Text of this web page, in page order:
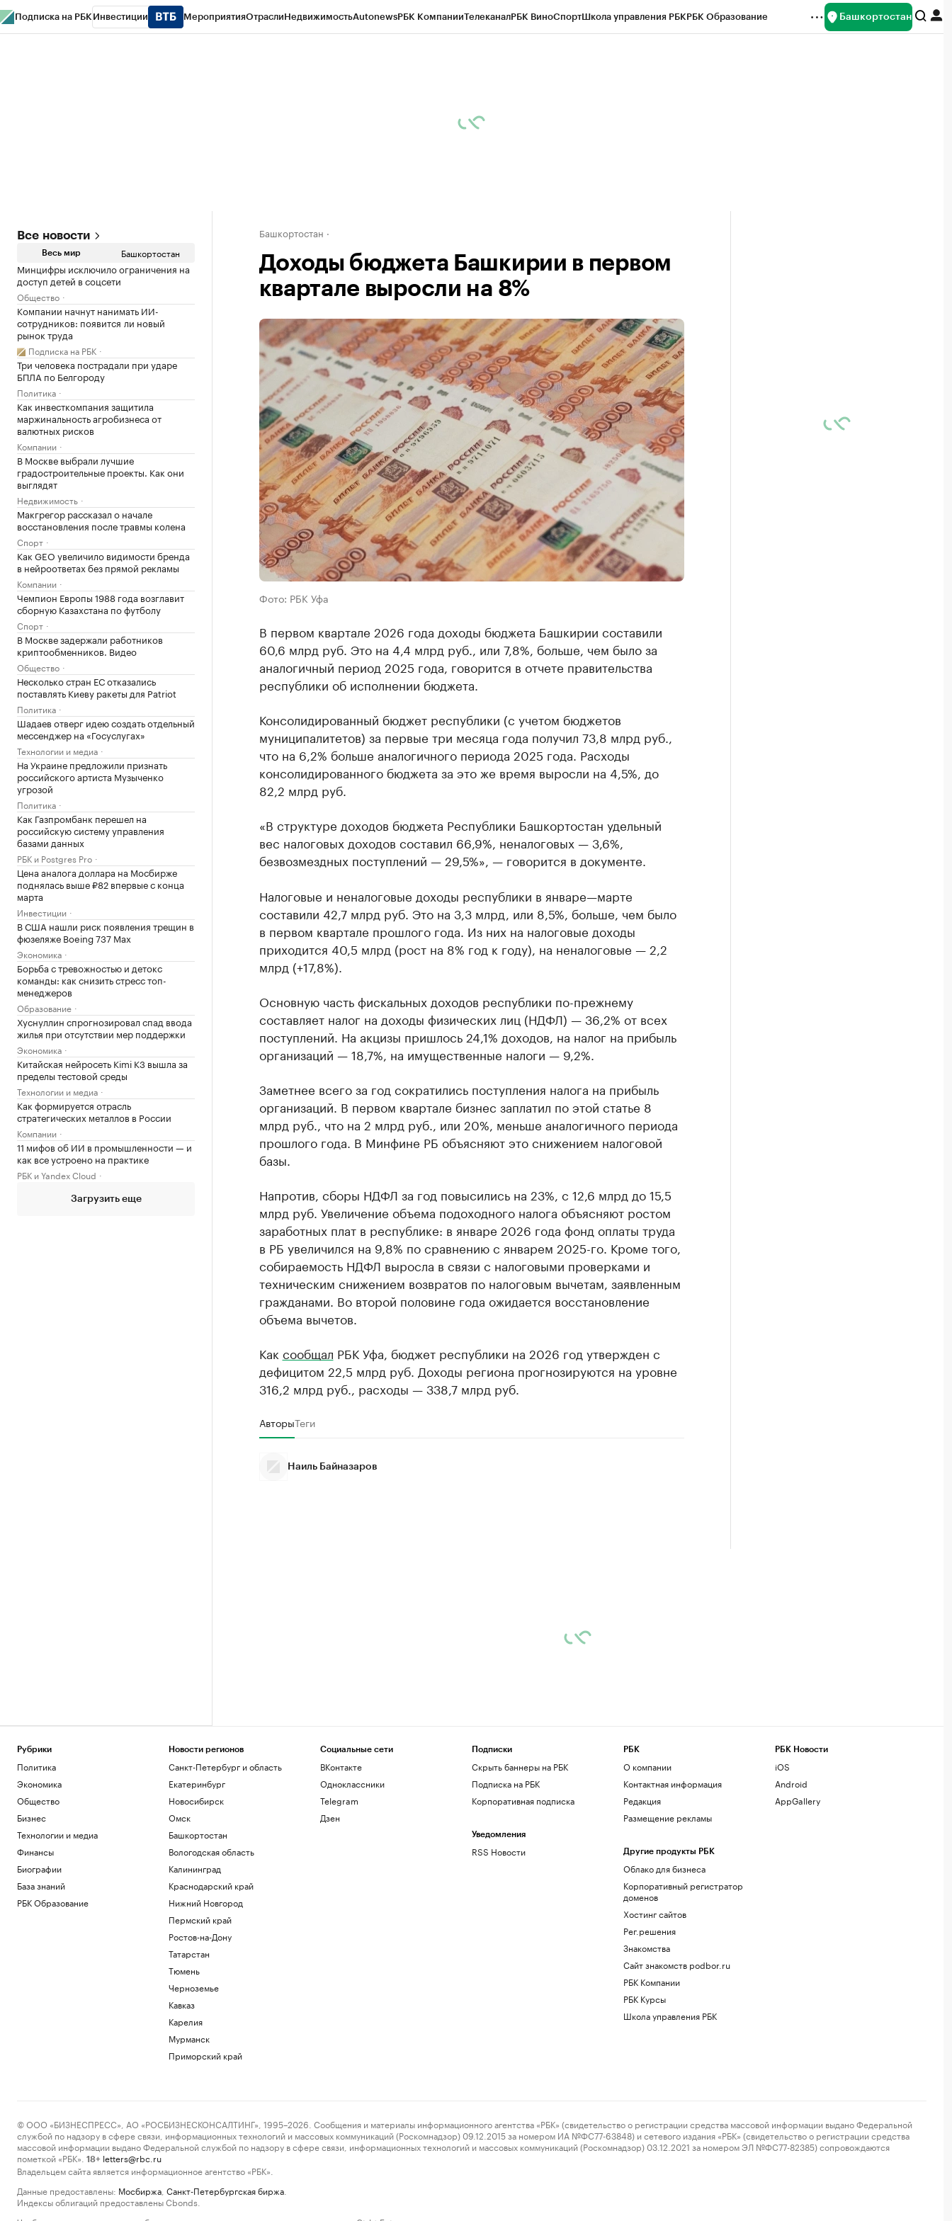
Подписка на РБК Инвестиции МероприятияОтраслиНедвижимостьAutonewsРБК КомпанииТелеканалРБК ВиноСпортШкола управления РБКРБК Образование Башкортостан
Все новости
Весь мир Башкортостан
Минцифры исключило ограничения на
доступ детей в соцсети
Общество
Компании начнут нанимать ИИ-
сотрудников: появится ли новый
рынок труда
Подписка на РБК
Три человека пострадали при ударе
БПЛА по Белгороду
Политика
Как инвесткомпания защитила
маржинальность агробизнеса от
валютных рисков
Компании
В Москве выбрали лучшие
градостроительные проекты. Как они
выглядят
Недвижимость
Макгрегор рассказал о начале
восстановления после травмы колена
Спорт
Как GEO увеличило видимости бренда
в нейроответах без прямой рекламы
Компании
Чемпион Европы 1988 года возглавит
сборную Казахстана по футболу
Спорт
В Москве задержали работников
криптообменников. Видео
Общество
Несколько стран ЕС отказались
поставлять Киеву ракеты для Patriot
Политика
Шадаев отверг идею создать отдельный
мессенджер на «Госуслугах»
Технологии и медиа
На Украине предложили признать
российского артиста Музыченко
угрозой
Политика
Как Газпромбанк перешел на
российскую систему управления
базами данных
РБК и Postgres Pro
Цена аналога доллара на Мосбирже
поднялась выше ₽82 впервые с конца
марта
Инвестиции
В США нашли риск появления трещин в
фюзеляже Boeing 737 Max
Экономика
Борьба с тревожностью и детокс
команды: как снизить стресс топ-
менеджеров
Образование
Хуснуллин спрогнозировал спад ввода
жилья при отсутствии мер поддержки
Экономика
Китайская нейросеть Kimi K3 вышла за
пределы тестовой среды
Технологии и медиа
Как формируется отрасль
стратегических металлов в России
Компании
11 мифов об ИИ в промышленности — и
как все устроено на практике
РБК и Yandex Cloud
Загрузить еще
Башкортостан
Доходы бюджета Башкирии в первом
квартале выросли на 8%
Фото: РБК Уфа
В первом квартале 2026 года доходы бюджета Башкирии составили
60,6 млрд руб. Это на 4,4 млрд руб., или 7,8%, больше, чем было за
аналогичный период 2025 года, говорится в отчете правительства
республики об исполнении бюджета.
Консолидированный бюджет республики (с учетом бюджетов
муниципалитетов) за первые три месяца года получил 73,8 млрд руб.,
что на 6,2% больше аналогичного периода 2025 года. Расходы
консолидированного бюджета за это же время выросли на 4,5%, до
82,2 млрд руб.
«В структуре доходов бюджета Республики Башкортостан удельный
вес налоговых доходов составил 66,9%, неналоговых — 3,6%,
безвозмездных поступлений — 29,5%», — говорится в документе.
Налоговые и неналоговые доходы республики в январе—марте
составили 42,7 млрд руб. Это на 3,3 млрд, или 8,5%, больше, чем было
в первом квартале прошлого года. Из них на налоговые доходы
приходится 40,5 млрд (рост на 8% год к году), на неналоговые — 2,2
млрд (+17,8%).
Основную часть фискальных доходов республики по-прежнему
составляет налог на доходы физических лиц (НДФЛ) — 36,2% от всех
поступлений. На акцизы пришлось 24,1% доходов, на налог на прибыль
организаций — 18,7%, на имущественные налоги — 9,2%.
Заметнее всего за год сократились поступления налога на прибыль
организаций. В первом квартале бизнес заплатил по этой статье 8
млрд руб., что на 2 млрд руб., или 20%, меньше аналогичного периода
прошлого года. В Минфине РБ объясняют это снижением налоговой
базы.
Напротив, сборы НДФЛ за год повысились на 23%, с 12,6 млрд до 15,5
млрд руб. Увеличение объема подоходного налога объясняют ростом
заработных плат в республике: в январе 2026 года фонд оплаты труда
в РБ увеличился на 9,8% по сравнению с январем 2025-го. Кроме того,
собираемость НДФЛ выросла в связи с налоговыми проверками и
техническим снижением возвратов по налоговым вычетам, заявленным
гражданами. Во второй половине года ожидается восстановление
объема вычетов.
Как сообщал РБК Уфа, бюджет республики на 2026 год утвержден с
дефицитом 22,5 млрд руб. Доходы региона прогнозируются на уровне
316,2 млрд руб., расходы — 338,7 млрд руб.
АвторыТеги
Наиль Байназаров
Рубрики
Политика
Экономика
Общество
Бизнес
Технологии и медиа
Финансы
Биографии
База знаний
РБК Образование
Новости регионов
Санкт-Петербург и область
Екатеринбург
Новосибирск
Омск
Башкортостан
Вологодская область
Калининград
Краснодарский край
Нижний Новгород
Пермский край
Ростов-на-Дону
Татарстан
Тюмень
Черноземье
Кавказ
Карелия
Мурманск
Приморский край
Социальные сети
ВКонтакте
Одноклассники
Telegram
Дзен
Подписки
Скрыть баннеры на РБК
Подписка на РБК
Корпоративная подписка
Уведомления
RSS Новости
РБК
О компании
Контактная информация
Редакция
Размещение рекламы
Другие продукты РБК
Облако для бизнеса
Корпоративный регистратор
доменов
Хостинг сайтов
Рег.решения
Знакомства
Сайт знакомств podbor.ru
РБК Компании
РБК Курсы
Школа управления РБК
РБК Новости
iOS
Android
AppGallery
© ООО «БИЗНЕСПРЕСС», АО «РОСБИЗНЕСКОНСАЛТИНГ», 1995–2026. Сообщения и материалы информационного агентства «РБК» (свидетельство о регистрации средства массовой информации выдано Федеральной
службой по надзору в сфере связи, информационных технологий и массовых коммуникаций (Роскомнадзор) 09.12.2015 за номером ИА №ФС77-63848) и сетевого издания «РБК» (свидетельство о регистрации средства
массовой информации выдано Федеральной службой по надзору в сфере связи, информационных технологий и массовых коммуникаций (Роскомнадзор) 03.12.2021 за номером ЭЛ №ФС77-82385) сопровождаются
пометкой «РБК».
18+ letters@rbc.ru
Владельцем сайта является информационное агентство «РБК».
Данные предоставлены: Мосбиржа Санкт-Петербургская биржа
Индексы облигаций предоставлены Cbonds.